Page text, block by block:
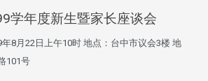
学年度新生暨家长座谈会
22日上午10时 地点：台中市议会3楼 地
101号